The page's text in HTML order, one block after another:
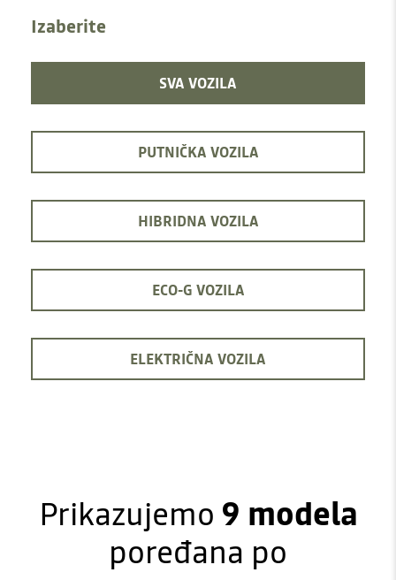
Izaberite
SVA VOZILA
PUTNIČKA VOZILA
HIBRIDNA VOZILA
ECO-G VOZILA
ELEKTRIČNA VOZILA
Prikazujemo 9 modela
poređana po